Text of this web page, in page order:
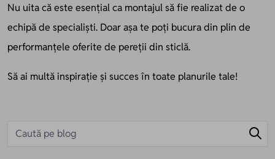
Nu uita că este esențial ca montajul să fie realizat de o
echipă de specialiști. Doar așa te poți bucura din plin de
performanțele oferite de pereții din sticlă.
Să ai multă inspirație și succes în toate planurile tale!